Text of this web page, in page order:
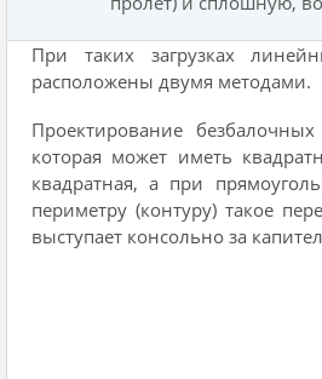
При таких загрузках
расположены двумя методами.
Проектирование
которая может иметь
квадратная, а при
периметру (контуру) такое
выступает консольно за